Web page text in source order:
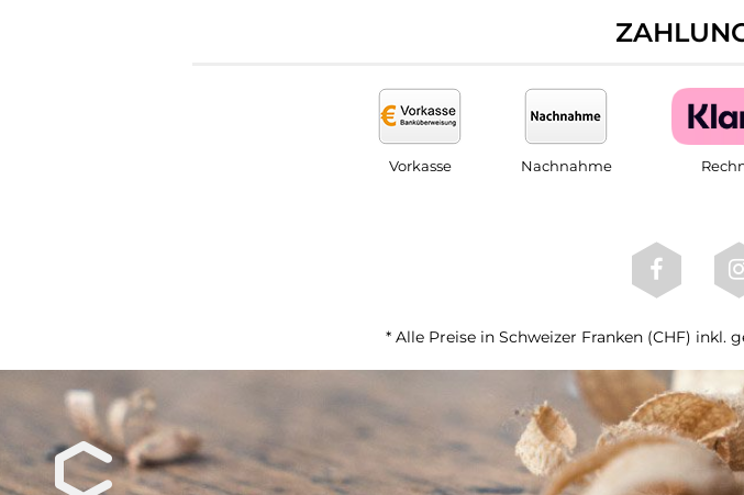
Vorkasse Nachnahme
* Alle Preise in Schweizer Franken (CHF) inkl.